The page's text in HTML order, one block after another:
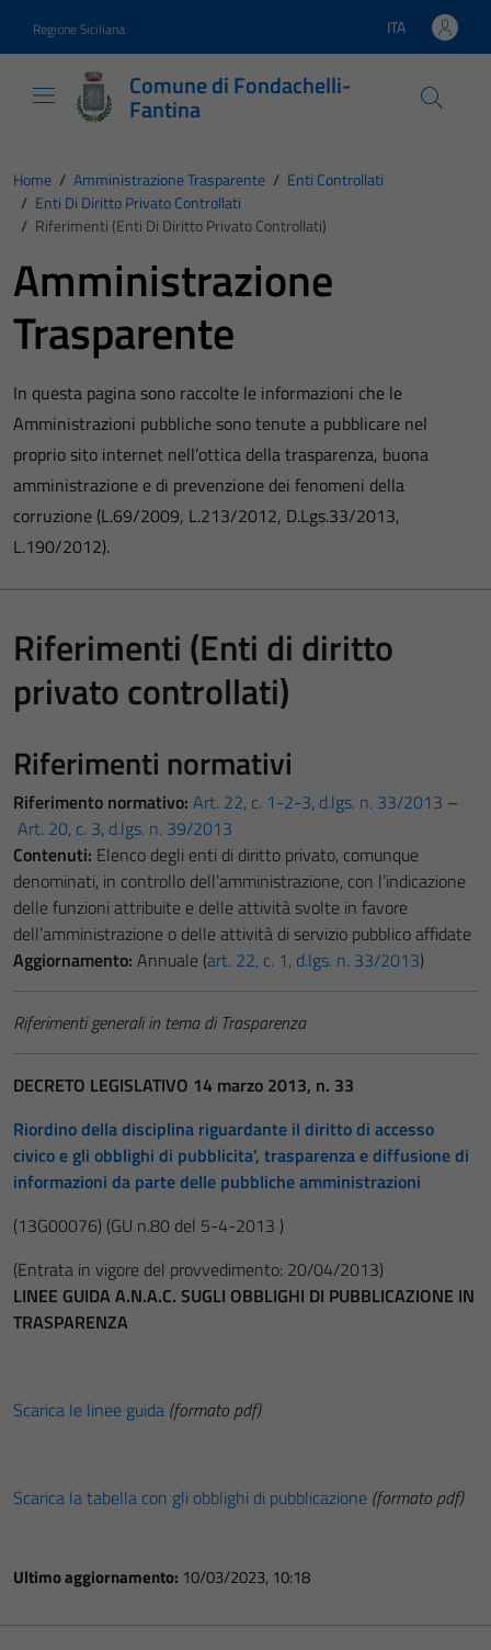
Regione Siciliana Lingua attiva:
ITA
Comune di Fondachelli-
Fantina
Home / Amministrazione Trasparente / Enti Controllati
/ Enti Di Diritto Privato Controllati
/ Riferimenti (Enti Di Diritto Privato Controllati)
Amministrazione
Trasparente
In questa pagina sono raccolte le informazioni che le
Amministrazioni pubbliche sono tenute a pubblicare nel
proprio sito internet nell’ottica della trasparenza, buona
amministrazione e di prevenzione dei fenomeni della
corruzione (L.69/2009, L.213/2012, D.Lgs.33/2013,
L.190/2012).
Riferimenti (Enti di diritto
privato controllati)
Riferimenti normativi
Riferimento normativo: Art. 22, c. 1-2-3, d.lgs. n. 33/2013 –
Art. 20, c. 3, d.lgs. n. 39/2013
Contenuti: Elenco degli enti di diritto privato, comunque
denominati, in controllo dell’amministrazione, con l’indicazione
delle funzioni attribuite e delle attività svolte in favore
dell’amministrazione o delle attività di servizio pubblico affidate
Aggiornamento: Annuale (art. 22, c. 1, d.lgs. n. 33/2013)
Riferimenti generali in tema di Trasparenza
DECRETO LEGISLATIVO 14 marzo 2013, n. 33
Riordino della disciplina riguardante il diritto di accesso
civico e gli obblighi di pubblicita’, trasparenza e diffusione di
informazioni da parte delle pubbliche amministrazioni
(13G00076) (GU n.80 del 5-4-2013 )
(Entrata in vigore del provvedimento: 20/04/2013)
LINEE GUIDA A.N.A.C. SUGLI OBBLIGHI DI PUBBLICAZIONE IN
TRASPARENZA
Scarica le linee guida (formato pdf)
Scarica la tabella con gli obblighi di pubblicazione (formato pdf)
Ultimo aggiornamento: 10/03/2023, 10:18